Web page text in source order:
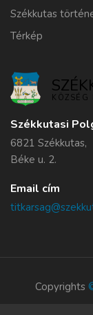
Székkutas
Térkép
KÖZSÉG
Székkutasi
6821 Székkutas,
Béke u. 2.
Email cím
Copyrights